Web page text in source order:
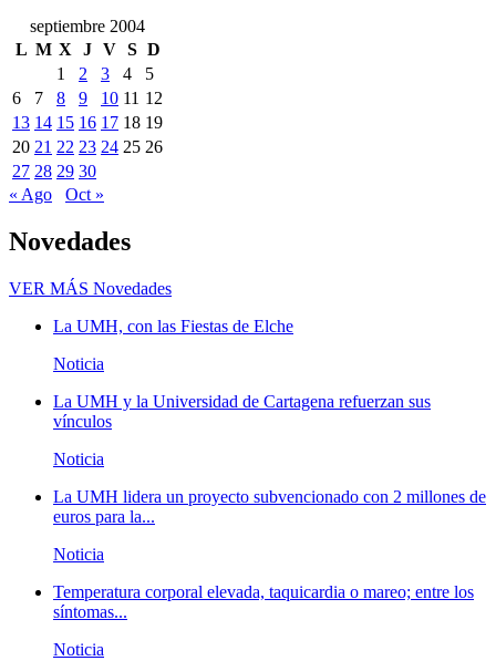
septiembre 2004
L M X J V S D
1
2 3 4
5
6
7 8 9 10 11 12
13 14 15 16 17 18 19
20 21 22 23 24 25 26
27 28 29 30
« Ago
Oct »
Novedades
VER MÁS Novedades
La UMH, con las Fiestas de Elche
Noticia
La UMH y la Universidad de Cartagena refuerzan sus
vínculos
Noticia
La UMH lidera un proyecto subvencionado con 2 millones de
euros para la...
Noticia
Temperatura corporal elevada, taquicardia o mareo; entre los
síntomas...
Noticia